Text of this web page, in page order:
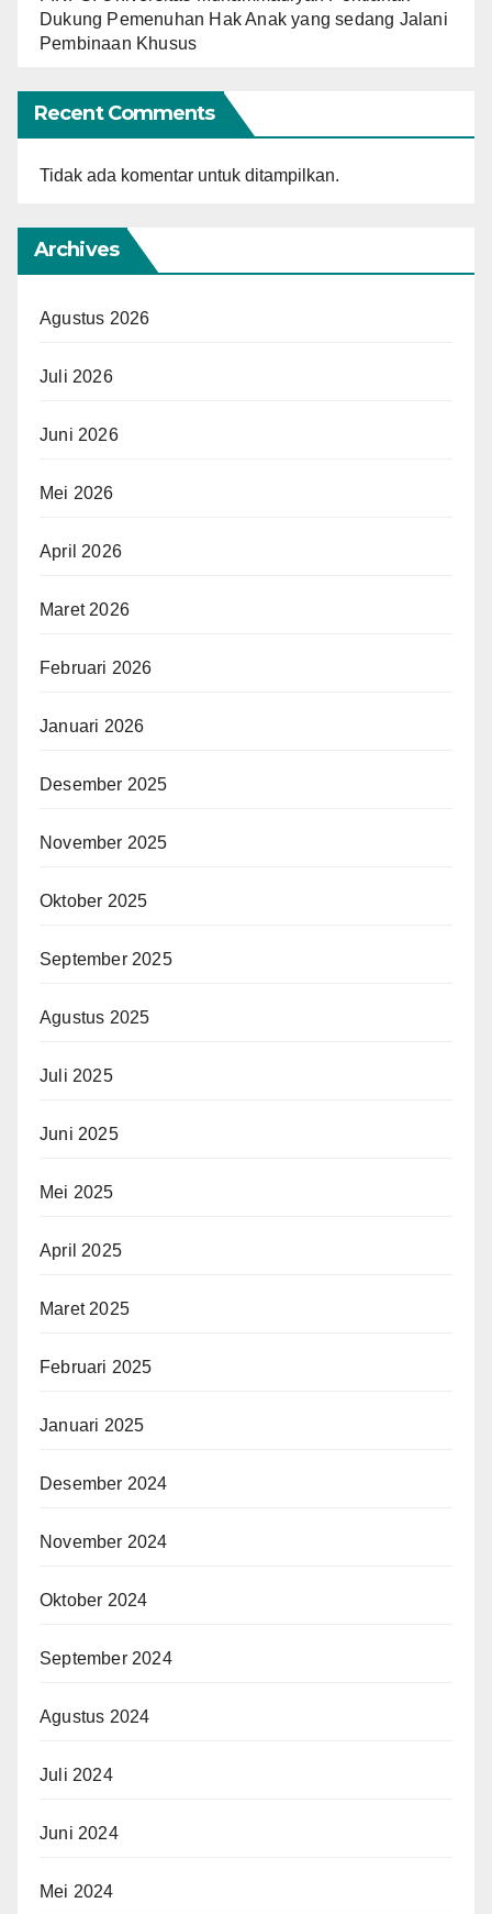
Dukung Pemenuhan Hak Anak yang sedang Jalani
Pembinaan Khusus
Recent Comments
Tidak ada komentar untuk ditampilkan.
Archives
Agustus 2026
Juli 2026
Juni 2026
Mei 2026
April 2026
Maret 2026
Februari 2026
Januari 2026
Desember 2025
November 2025
Oktober 2025
September 2025
Agustus 2025
Juli 2025
Juni 2025
Mei 2025
April 2025
Maret 2025
Februari 2025
Januari 2025
Desember 2024
November 2024
Oktober 2024
September 2024
Agustus 2024
Juli 2024
Juni 2024
Mei 2024